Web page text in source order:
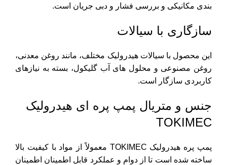
بندی مکانیکی و بررسی فشار و دبی جریان است.
سازگاری با سیالات
این محصول با سیالات هیدرولیک مختلف، مانند روغن معدنی،
روغن مصنوعی و محلول های آب گلیکول، بسته به نیازهای
کاربردی سازگار است.
جنس و متریال پمپ پره ای هیدرولیک
TOKIMEC
پمپ پره هیدرولیک TOKIMEC معمولاً از مواد با کیفیت بالا
ساخته شده است تا از دوام و عملکرد قابل اطمینان اطمینان